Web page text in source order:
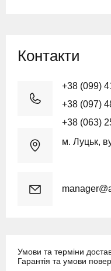
Контакти
+38 (099)
+38 (097)
+38 (063)
м. Луцьк,
Умови та терміни
Гарантія та умови